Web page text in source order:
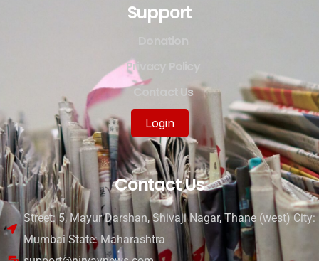
Support
Privacy Policy
Contact Us
Login
Contact Us
Street: 5, Mayur Darshan, Shivaji Nagar, Thane (west) City:
Mumbai State: Maharashtra